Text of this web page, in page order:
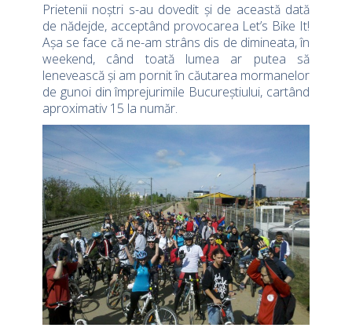
Prietenii noștri s-au dovedit și de această dată
de nădejde, acceptând provocarea Let’s Bike It!
Așa se face că ne-am strâns dis de dimineata, în
weekend, când toată lumea ar putea să
lenevească și am pornit în căutarea mormanelor
de gunoi din împrejurimile Bucureștiului, cartând
aproximativ 15 la număr.